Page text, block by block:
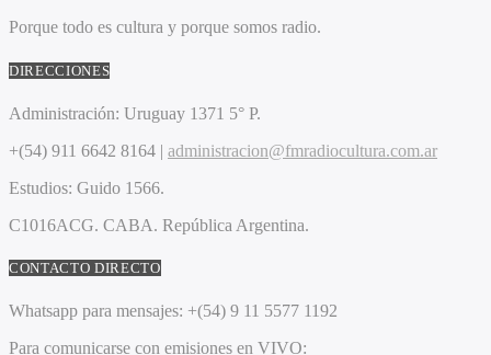
Porque todo es cultura y porque somos radio.
DIRECCIONES
Administración: Uruguay 1371 5° P.
+(54) 911 6642 8164 | administracion@fmradiocultura.com.ar
Estudios: Guido 1566.
C1016ACG. CABA. República Argentina.
CONTACTO DIRECTO
Whatsapp para mensajes: +(54) 9 11 5577 1192
Para comunicarse con emisiones en VIVO: